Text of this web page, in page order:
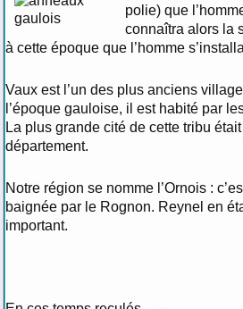
polie) que
connaîtra alors la
à cette époque que l’homme
Vaux est l’un des plus anciens
l’époque gauloise, il est habité par
La plus grande cité de cette tribu
département.
Notre région se nomme l’Ornois :
baignée par le Rognon. Reynel en
important.